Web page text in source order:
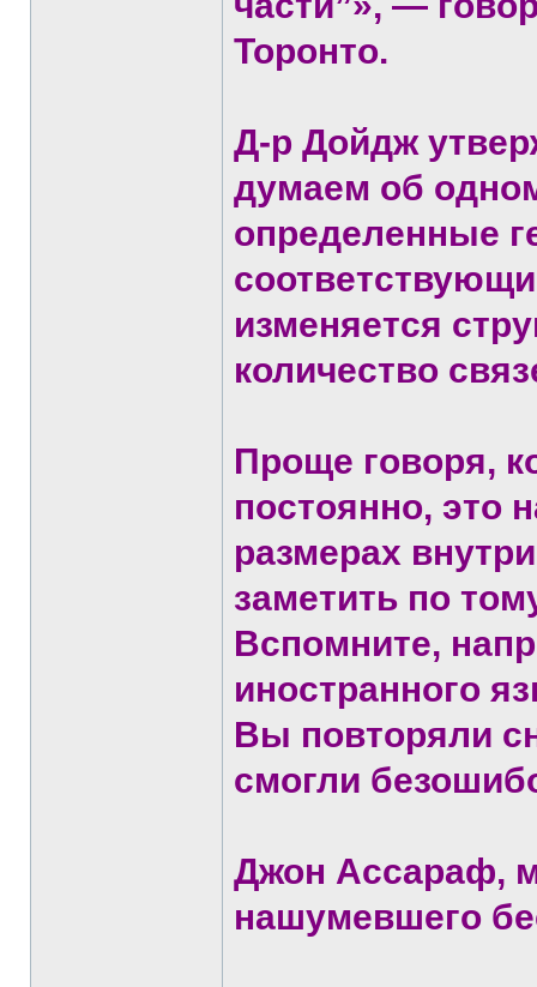
Торонто.
Д-р Дойдж
думаем об
определенные
изменяется
количество
Проще говоря,
постоянно, это
размерах
заметить по
Вспомните,
иностранного
Вы повторяли
смогли
Джон Ассараф,
нашумевшего